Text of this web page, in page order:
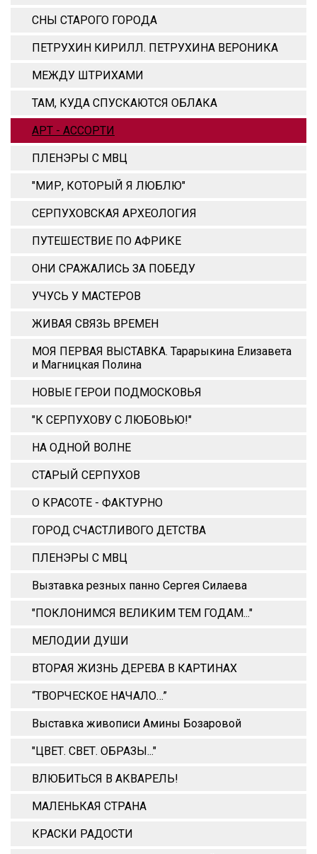
СНЫ СТАРОГО ГОРОДА
ПЕТРУХИН КИРИЛЛ. ПЕТРУХИНА ВЕРОНИКА
МЕЖДУ ШТРИХАМИ
ТАМ, КУДА СПУСКАЮТСЯ ОБЛАКА
АРТ - АССОРТИ
ПЛЕНЭРЫ С МВЦ
"МИР, КОТОРЫЙ Я ЛЮБЛЮ"
СЕРПУХОВСКАЯ АРХЕОЛОГИЯ
ПУТЕШЕСТВИЕ ПО АФРИКЕ
ОНИ СРАЖАЛИСЬ ЗА ПОБЕДУ
УЧУСЬ У МАСТЕРОВ
ЖИВАЯ СВЯЗЬ ВРЕМЕН
МОЯ ПЕРВАЯ ВЫСТАВКА. Тарарыкина Елизавета
и Магницкая Полина
НОВЫЕ ГЕРОИ ПОДМОСКОВЬЯ
"К СЕРПУХОВУ С ЛЮБОВЬЮ!"
НА ОДНОЙ ВОЛНЕ
СТАРЫЙ СЕРПУХОВ
О КРАСОТЕ - ФАКТУРНО
ГОРОД СЧАСТЛИВОГО ДЕТСТВА
ПЛЕНЭРЫ С МВЦ
Вызтавка резных панно Сергея Силаева
"ПОКЛОНИМСЯ ВЕЛИКИМ ТЕМ ГОДАМ..."
МЕЛОДИИ ДУШИ
ВТОРАЯ ЖИЗНЬ ДЕРЕВА В КАРТИНАХ
“ТВОРЧЕСКОЕ НАЧАЛО…”
Выставка живописи Амины Бозаровой
"ЦВЕТ. СВЕТ. ОБРАЗЫ..."
ВЛЮБИТЬСЯ В АКВАРЕЛЬ!
МАЛЕНЬКАЯ СТРАНА
КРАСКИ РАДОСТИ